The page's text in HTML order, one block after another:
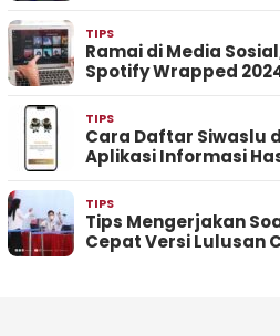
TIPS
Ramai di Media
Spotify Wrapped
TIPS
Cara Daftar Siwaslu
Aplikasi Informasi
TIPS
Tips Mengerjakan
Cepat Versi Lulusan